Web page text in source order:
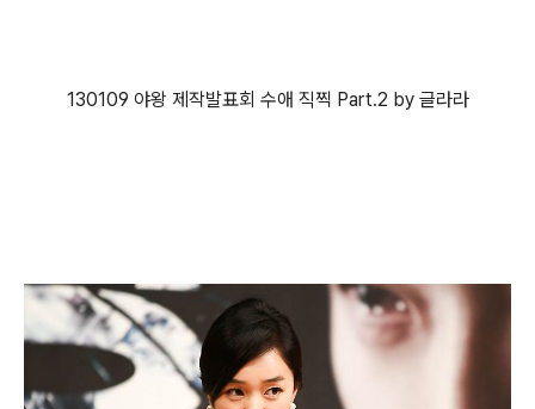
130109 야왕 제작발표회 수애 직찍 Part.2 by 글라라